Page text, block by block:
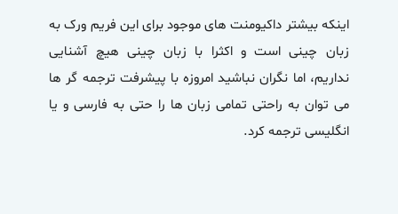
اینکه بیشتر داکیومنت های موجود برای این فریم ورک به
زبان چینی است و اکثرا با زبان چینی هیچ آشنایی
نداریم، اما نگران نباشید امروزه با پیشرفت ترجمه گر ها
می توان به راحتی تمامی زبان ها را حتی به فارسی و یا
انگلیسی ترجمه کرد.